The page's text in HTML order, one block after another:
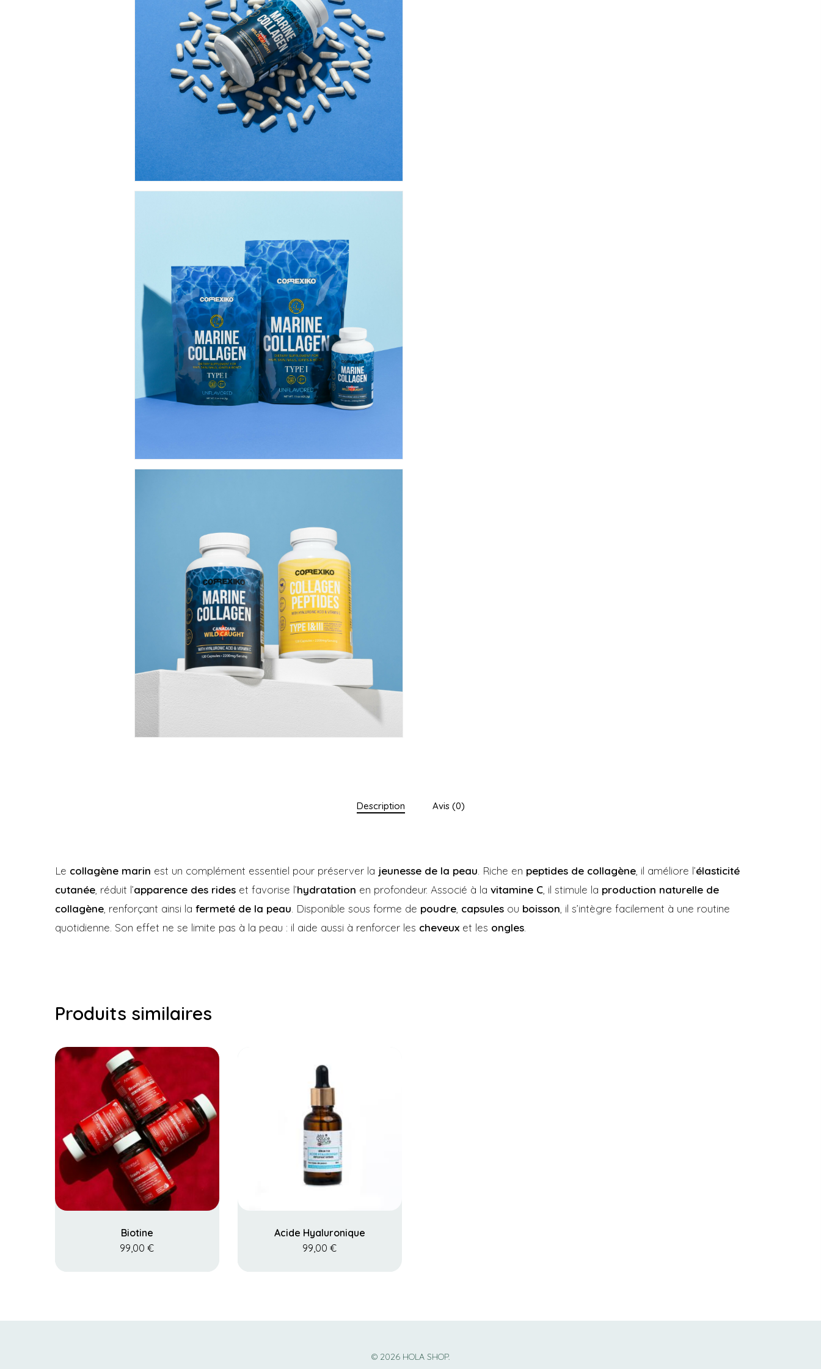
Description Avis (0)
Le collagène marin est un complément essentiel pour préserver la jeunesse de la peau. Riche en peptides de collagène, il améliore l’élasticité
cutanée, réduit l’apparence des rides et favorise l’hydratation en profondeur. Associé à la vitamine C, il stimule la production naturelle de
collagène, renforçant ainsi la fermeté de la peau. Disponible sous forme de poudre, capsules ou boisson, il s’intègre facilement à une routine
quotidienne. Son effet ne se limite pas à la peau : il aide aussi à renforcer les cheveux et les ongles.
Produits similaires
Biotine
99,00€
Acide Hyaluronique
99,00 €
© 2026 HOLA SHOP.